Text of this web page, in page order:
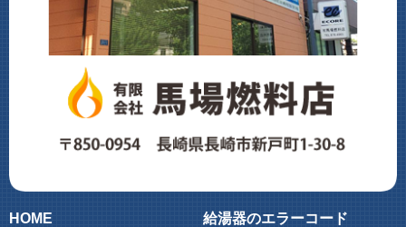
HOME 給湯器のエラーコード